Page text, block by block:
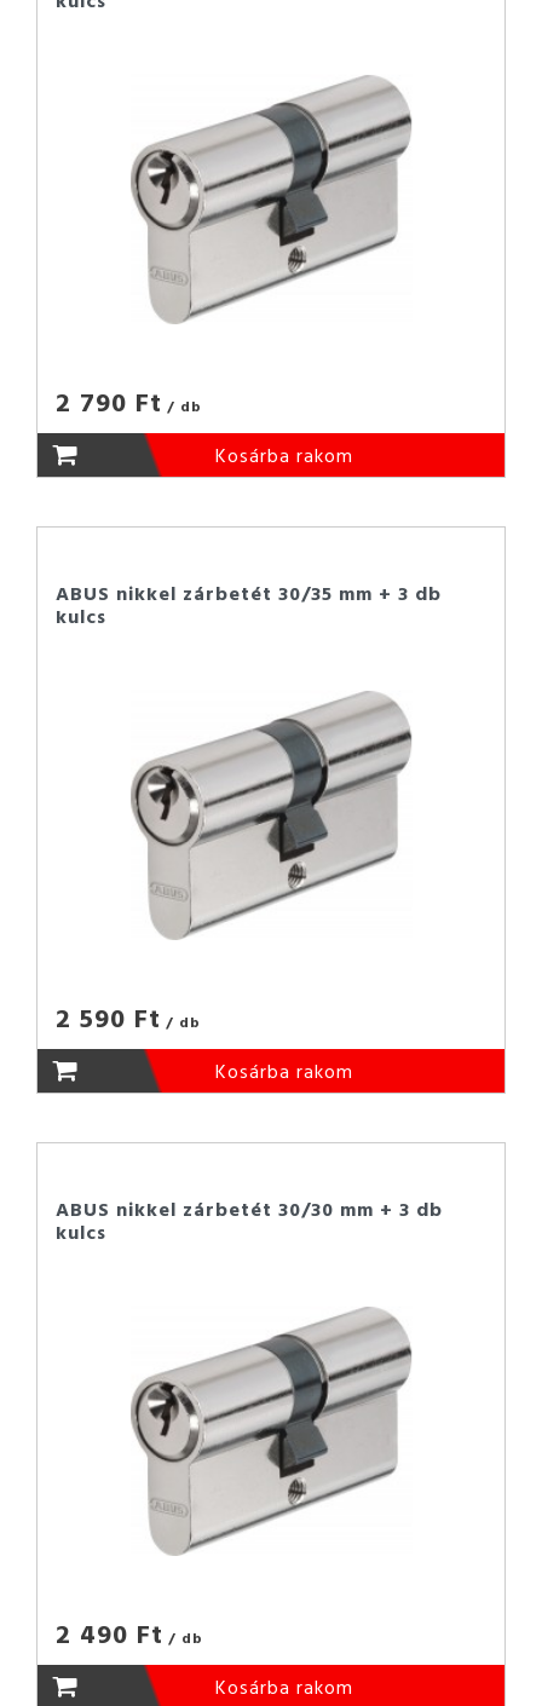
2 790 Ft / db
Kosárba rakom
ABUS nikkel zárbetét 30/35 mm + 3 db
kulcs
2 590 Ft / db
Kosárba rakom
ABUS nikkel zárbetét 30/30 mm + 3 db
kulcs
2 490 Ft / db
Kosárba rakom